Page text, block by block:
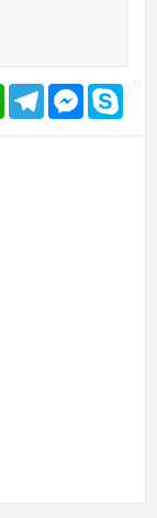
WhatsAppTelegram